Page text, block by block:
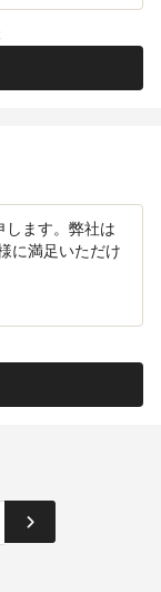
します。弊社は
に満足いただけ